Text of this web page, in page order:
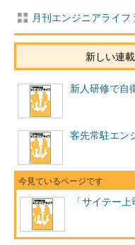
月刊エンジニアライフ
新しい連
新人研修で自
客先常駐エン
「サイテー